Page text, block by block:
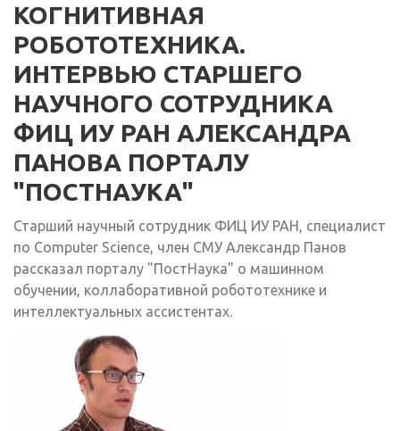
КОГНИТИВНАЯ
РОБОТОТЕХНИКА.
ИНТЕРВЬЮ СТАРШЕГО
НАУЧНОГО СОТРУДНИКА
ФИЦ ИУ РАН АЛЕКСАНДРА
ПАНОВА ПОРТАЛУ
"ПОСТНАУКА"
Старший научный сотрудник ФИЦ ИУ РАН, специалист
по Computer Science, член СМУ Александр Панов
рассказал порталу "ПостНаука" о машинном
обучении, коллаборативной робототехнике и
интеллектуальных ассистентах.